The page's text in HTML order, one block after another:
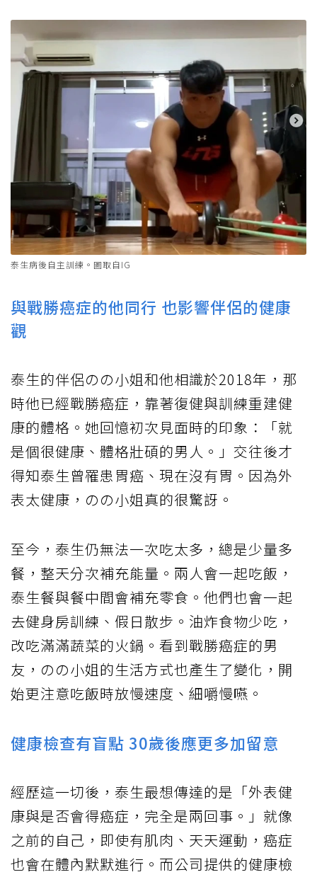
泰生病後自主訓練。圖取自IG
與戰勝癌症的他同行 也影響伴侶的健康
觀
泰生的伴侶のの小姐和他相識於2018年，那
時他已經戰勝癌症，靠著復健與訓練重建健
康的體格。她回憶初次見面時的印象：「就
是個很健康、體格壯碩的男人。」交往後才
得知泰生曾罹患胃癌、現在沒有胃。因為外
表太健康，のの小姐真的很驚訝。
至今，泰生仍無法一次吃太多，總是少量多
餐，整天分次補充能量。兩人會一起吃飯，
泰生餐與餐中間會補充零食。他們也會一起
去健身房訓練、假日散步。油炸食物少吃，
改吃滿滿蔬菜的火鍋。看到戰勝癌症的男
友，のの小姐的生活方式也產生了變化，開
始更注意吃飯時放慢速度、細嚼慢嚥。
健康檢查有盲點 30歲後應更多加留意
經歷這一切後，泰生最想傳達的是「外表健
康與是否會得癌症，完全是兩回事。」就像
之前的自己，即使有肌肉、天天運動，癌症
也會在體內默默進行。而公司提供的健康檢